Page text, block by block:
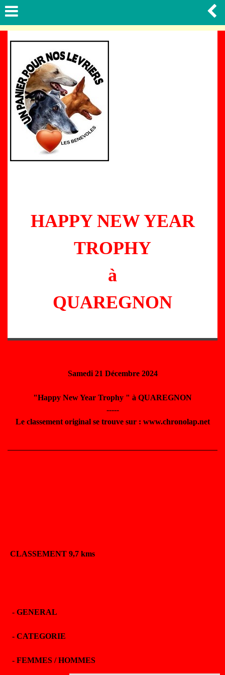
HAPPY NEW YEAR
TROPHY
à
QUAREGNON
Samedi 21 Décembre 2024
"Happy New Year Trophy " à QUAREGNON
-----
Le classement original se trouve sur : www.chronolap.net
CLASSEMENT 9,7 kms
- GENERAL
- CATEGORIE
- FEMMES / HOMMES